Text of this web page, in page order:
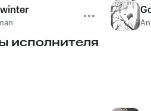
исполнителя